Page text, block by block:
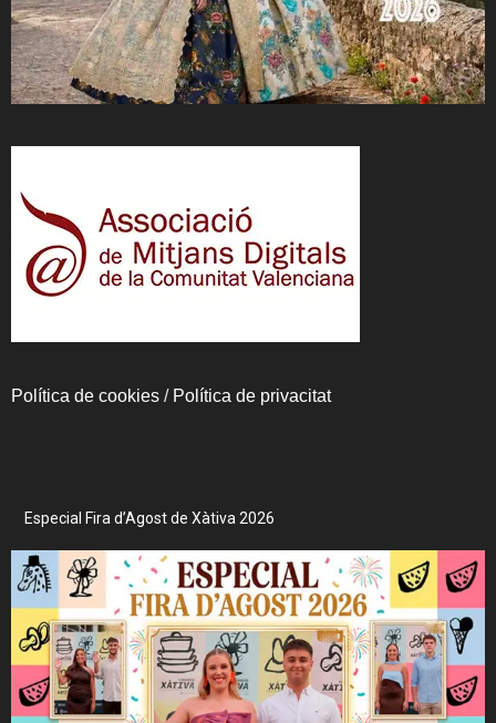
Política de cookies / Política de privacitat
Especial Fira d’Agost de Xàtiva 2026